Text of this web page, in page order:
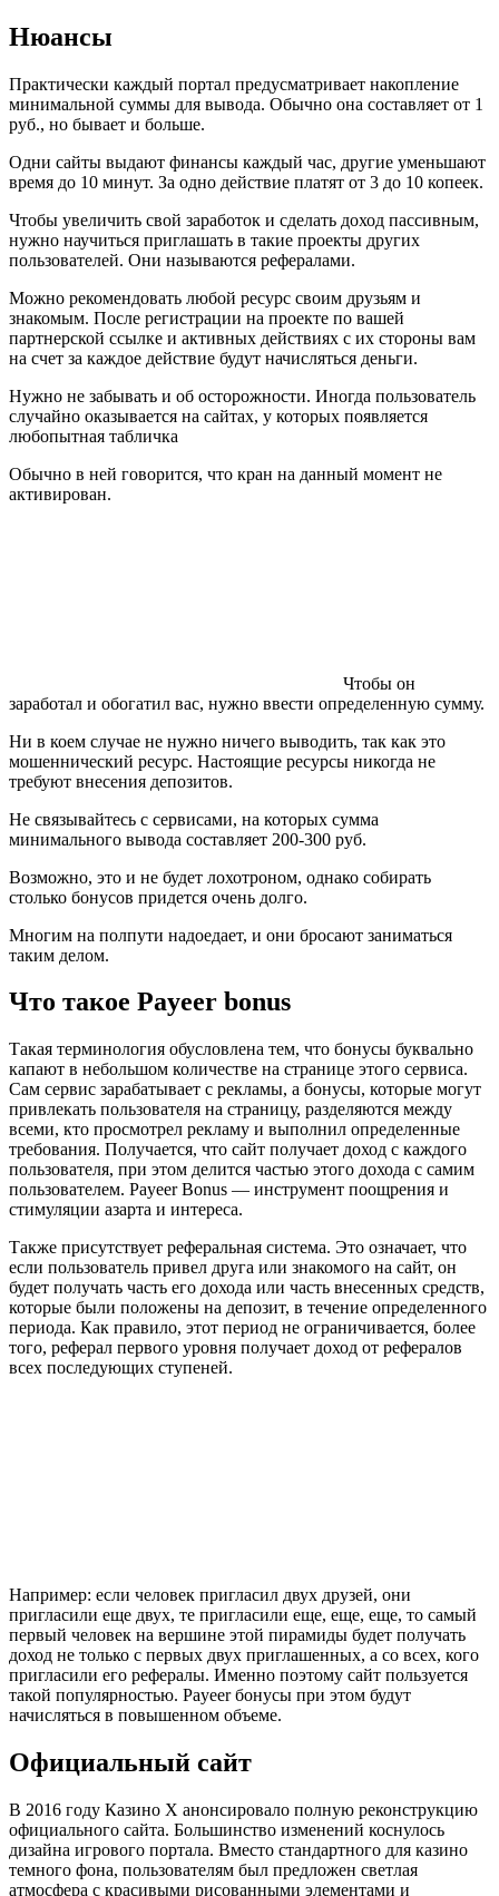
Нюансы
Практически каждый портал предусматривает накопление
минимальной суммы для вывода. Обычно она составляет от 1
руб., но бывает и больше.
Одни сайты выдают финансы каждый час, другие уменьшают
время до 10 минут. За одно действие платят от 3 до 10 копеек.
Чтобы увеличить свой заработок и сделать доход пассивным,
нужно научиться приглашать в такие проекты других
пользователей. Они называются рефералами.
Можно рекомендовать любой ресурс своим друзьям и
знакомым. После регистрации на проекте по вашей
партнерской ссылке и активных действиях с их стороны вам
на счет за каждое действие будут начисляться деньги.
Нужно не забывать и об осторожности. Иногда пользователь
случайно оказывается на сайтах, у которых появляется
любопытная табличка
Обычно в ней говорится, что кран на данный момент не
активирован.
Чтобы он
заработал и обогатил вас, нужно ввести определенную сумму.
Ни в коем случае не нужно ничего выводить, так как это
мошеннический ресурс. Настоящие ресурсы никогда не
требуют внесения депозитов.
Не связывайтесь с сервисами, на которых сумма
минимального вывода составляет 200-300 руб.
Возможно, это и не будет лохотроном, однако собирать
столько бонусов придется очень долго.
Многим на полпути надоедает, и они бросают заниматься
таким делом.
Что такое Payeer bonus
Такая терминология обусловлена тем, что бонусы буквально
капают в небольшом количестве на странице этого сервиса.
Сам сервис зарабатывает с рекламы, а бонусы, которые могут
привлекать пользователя на страницу, разделяются между
всеми, кто просмотрел рекламу и выполнил определенные
требования. Получается, что сайт получает доход с каждого
пользователя, при этом делится частью этого дохода с самим
пользователем. Payeer Bonus — инструмент поощрения и
стимуляции азарта и интереса.
Также присутствует реферальная система. Это означает, что
если пользователь привел друга или знакомого на сайт, он
будет получать часть его дохода или часть внесенных средств,
которые были положены на депозит, в течение определенного
периода. Как правило, этот период не ограничивается, более
того, реферал первого уровня получает доход от рефералов
всех последующих ступеней.
Например: если человек пригласил двух друзей, они
пригласили еще двух, те пригласили еще, еще, еще, то самый
первый человек на вершине этой пирамиды будет получать
доход не только с первых двух приглашенных, а со всех, кого
пригласили его рефералы. Именно поэтому сайт пользуется
такой популярностью. Payeer бонусы при этом будут
начисляться в повышенном объеме.
Официальный сайт
В 2016 году Казино Х анонсировало полную реконструкцию
официального сайта. Большинство изменений коснулось
дизайна игрового портала. Вместо стандартного для казино
темного фона, пользователям был предложен светлая
атмосфера с красивыми рисованными элементами и